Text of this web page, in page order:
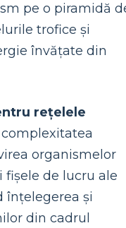
pe o piramidă
trofice și
învățate din
rețelele
organismelor
de lucru ale
înțelegerea și
din cadrul